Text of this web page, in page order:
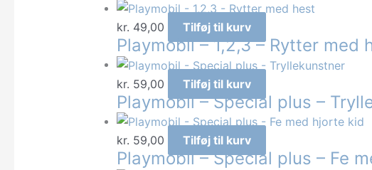
kr. 49,00 Tilføj til kurv
Playmobil – 1,2,3 – Rytter med
kr. 59,00 Tilføj til kurv
Playmobil – Special plus –
kr. 59,00 Tilføj til kurv
Playmobil – Special plus – Fe